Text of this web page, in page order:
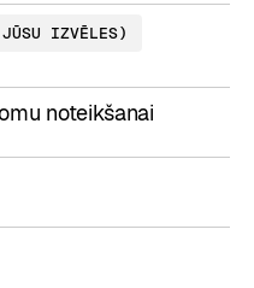
IZVĒLES)
noteikšanai